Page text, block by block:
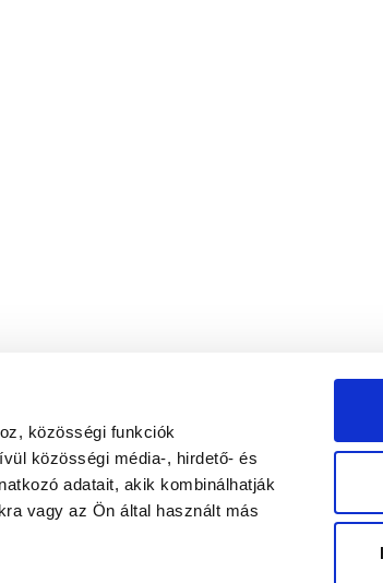
közösségi funkciók
közösségi média-, hirdető- és
adatait, akik kombinálhatják
vagy az Ön által használt más